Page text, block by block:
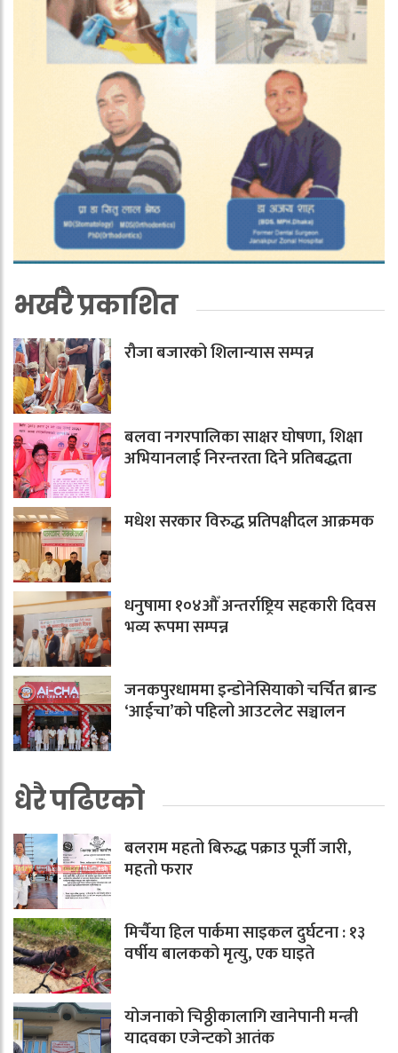
भर्खरै प्रकाशित
रौजा बजारको शिलान्यास सम्पन्न
बलवा नगरपालिका साक्षर घोषणा, शिक्षा
अभियानलाई निरन्तरता दिने प्रतिबद्धता
मधेश सरकार विरुद्ध प्रतिपक्षीदल आक्रमक
धनुषामा १०४औँ अन्तर्राष्ट्रिय सहकारी दिवस
भव्य रूपमा सम्पन्न
जनकपुरधाममा इन्डोनेसियाको चर्चित ब्रान्ड
‘आईचा’को पहिलो आउटलेट सञ्चालन
धेरै पढिएको
बलराम महतो बिरुद्ध पक्राउ पूर्जी जारी,
महतो फरार
मिर्चैया हिल पार्कमा साइकल दुर्घटना : १३
वर्षीय बालकको मृत्यु, एक घाइते
योजनाको चिठ्ठीकालागि खानेपानी मन्त्री
यादवका एजेन्टको आतंक